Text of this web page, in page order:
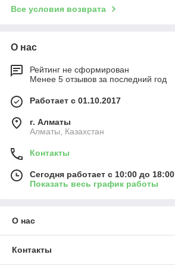
Все условия возврата
О нас
Рейтинг не сформирован
Менее 5 отзывов за последний год
Работает с 01.10.2017
г. Алматы
Алматы, Казахстан
Контакты
Сегодня работает с 10:00 до 18:00
Показать весь график работы
О нас
Контакты